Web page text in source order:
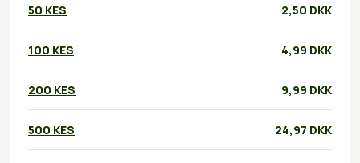
50 KES 2,50 DKK
100 KES 4,99 DKK
200 KES 9,99 DKK
500 KES 24,97 DKK